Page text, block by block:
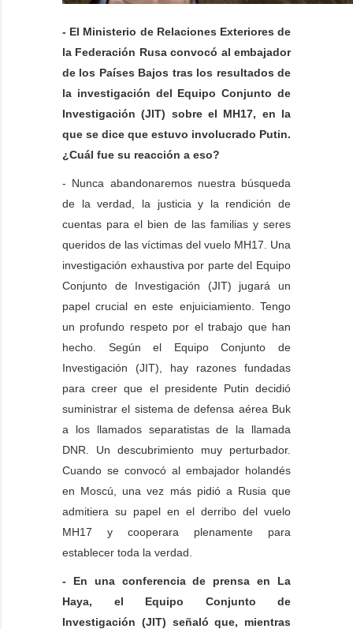
- El Ministerio de Relaciones Exteriores de
la Federación Rusa convocó al embajador
de los Países Bajos tras los resultados de
la investigación del Equipo Conjunto de
Investigación (JIT) sobre el MH17, en la
que se dice que estuvo involucrado Putin.
¿Cuál fue su reacción a eso?
- Nunca abandonaremos nuestra búsqueda
de la verdad, la justicia y la rendición de
cuentas para el bien de las familias y seres
queridos de las víctimas del vuelo MH17. Una
investigación exhaustiva por parte del Equipo
Conjunto de Investigación (JIT) jugará un
papel crucial en este enjuiciamiento. Tengo
un profundo respeto por el trabajo que han
hecho. Según el Equipo Conjunto de
Investigación (JIT), hay razones fundadas
para creer que el presidente Putin decidió
suministrar el sistema de defensa aérea Buk
a los llamados separatistas de la llamada
DNR. Un descubrimiento muy perturbador.
Cuando se convocó al embajador holandés
en Moscú, una vez más pidió a Rusia que
admitiera su papel en el derribo del vuelo
MH17 y cooperara plenamente para
establecer toda la verdad.
- En una conferencia de prensa en La
Haya, el Equipo Conjunto de
Investigación (JIT) señaló que, mientras